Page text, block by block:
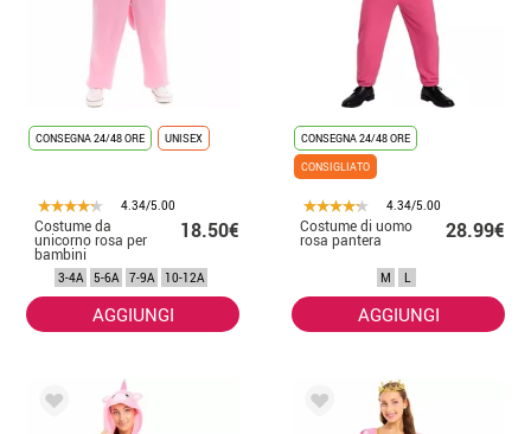
CONSEGNA 24/48 ORE UNISEX
4.34/5.00
Costume da
unicorno rosa per
bambini
18.50€
3-4A 5-6A 7-9A 10-12A
AGGIUNGI
CONSEGNA 24/48 ORE
CONSIGLIATO
4.34/5.00
Costume di uomo
rosa pantera 28.99€
M L
AGGIUNGI